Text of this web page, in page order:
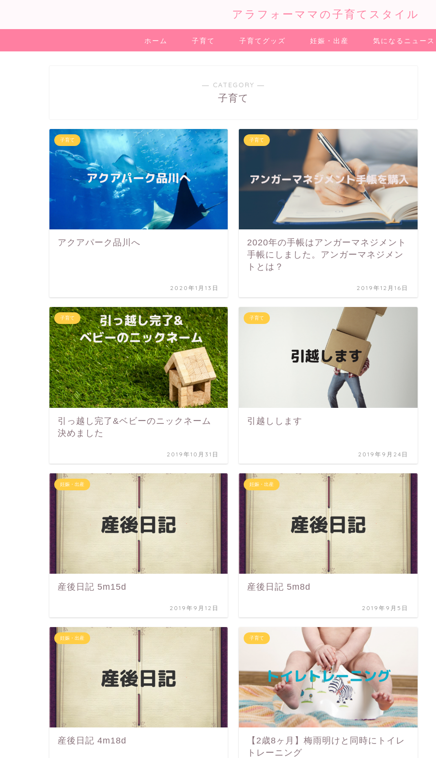
アラフォーママの子育てスタイル
ホーム 子育て 子育てグッズ 妊娠・出産 気になるニュース
― CATEGORY ―
子育て
子育て
アクアパーク品川へ
2020年1月13日
子育て
2020年の手帳はアンガーマネジメント
手帳にしました。アンガーマネジメン
トとは？
2019年12月16日
子育て
引っ越し完了&ベビーのニックネーム
決めました
2019年10月31日
子育て
引越しします
2019年9月24日
妊娠・出産
産後日記 5m15d
2019年9月12日
妊娠・出産
産後日記 5m8d
2019年9月5日
妊娠・出産
産後日記 4m18d
子育て
【2歳8ヶ月】梅雨明けと同時にトイレ
トレーニング